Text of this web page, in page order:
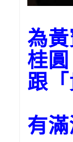
為
桂
跟
有